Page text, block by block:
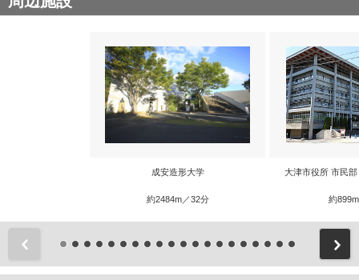
成安造形大学
約2484m／32分
大津市役所 市民
約